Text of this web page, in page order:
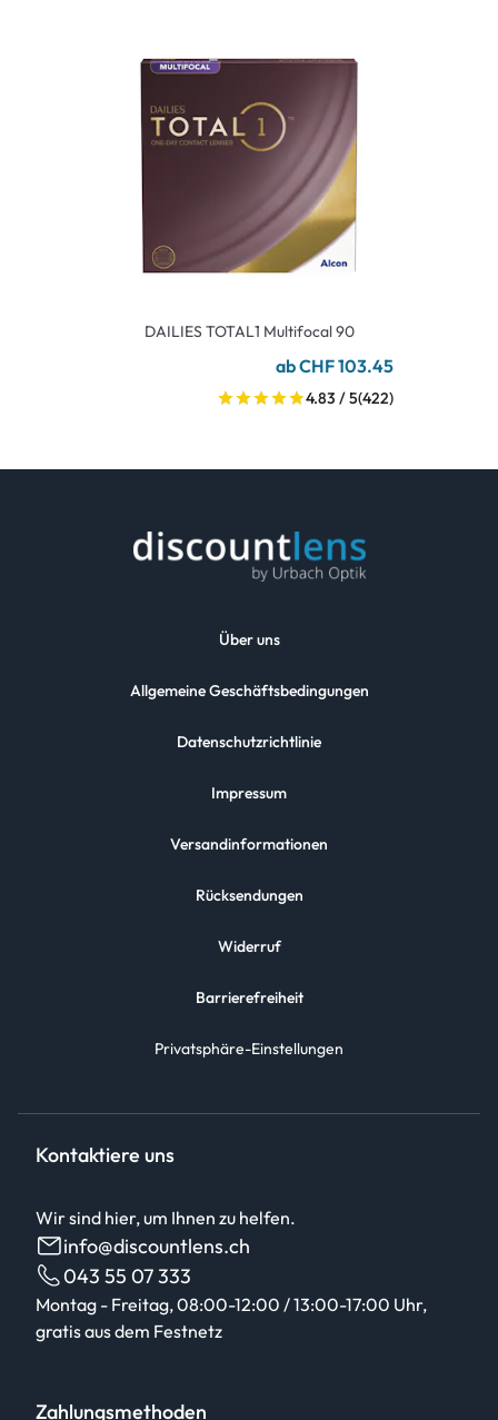
DAILIES TOTAL1 Multifocal 90
ab CHF 103.45
4.83 / 5(422)
Über uns
Allgemeine Geschäftsbedingungen
Datenschutzrichtlinie
Impressum
Versandinformationen
Rücksendungen
Widerruf
Barrierefreiheit
Privatsphäre-Einstellungen
Kontaktiere uns
Wir sind hier, um Ihnen zu helfen.
info@discountlens.ch
043 55 07 333
Montag - Freitag, 08:00-12:00 / 13:00-17:00 Uhr,
gratis aus dem Festnetz
Zahlungsmethoden